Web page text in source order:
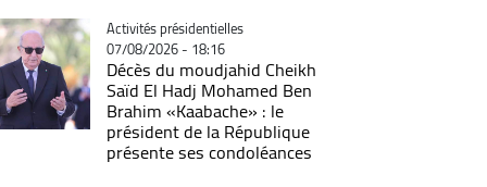
Catégorie
Activités présidentielles
07/08/2026 - 18:16
Décès du moudjahid Cheikh
Saïd El Hadj Mohamed Ben
Brahim «Kaabache» : le
président de la République
présente ses condoléances